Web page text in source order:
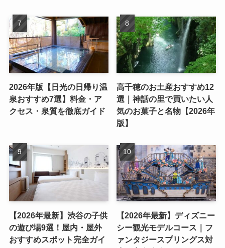
2026年版【日光の日帰り温
泉おすすめ7選】料金・ア
クセス・泉質を徹底ガイド
高千穂のお土産おすすめ12
選｜神話の里で買いたい人
気のお菓子と名物【2026年
版】
【2026年最新】渋谷の子供
の遊び場9選！屋内・屋外
おすすめスポット完全ガイ
【2026年最新】ディズニー
シー観光モデルコース｜フ
ァンタジースプリングス対